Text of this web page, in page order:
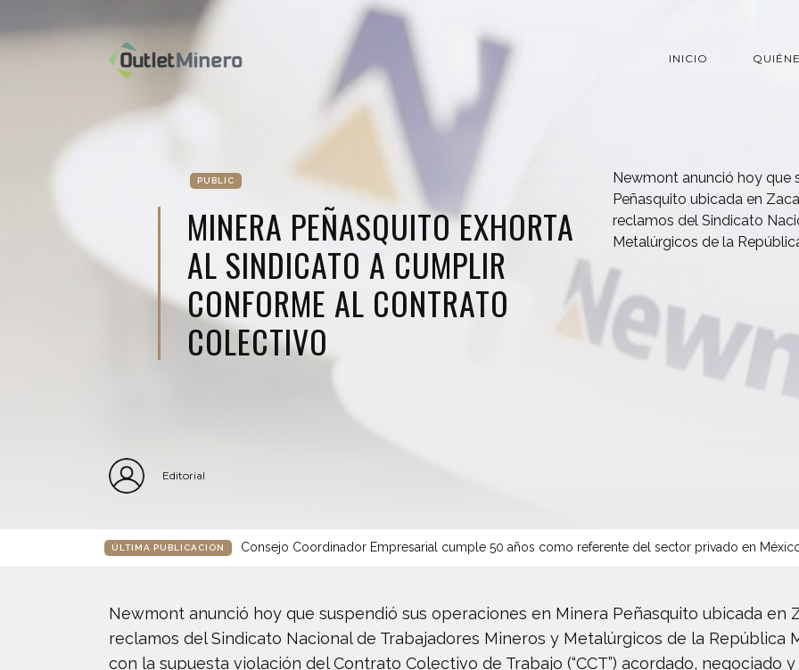
INICIO
PUBLIC
MINERA PEÑASQUITO EXHORTA
AL SINDICATO A CUMPLIR
CONFORME AL CONTRATO
COLECTIVO
Newmont anunció hoy que
Peñasquito ubicada en
reclamos del Sindicato
Metalúrgicos de la
Editorial
ÚLTIMA PUBLICACIÓN Consejo Coordinador Empresarial cumple 50 años como referente del sector privado en
Newmont anunció hoy que suspendió sus operaciones en Minera Peñasquito ubicada en
reclamos del Sindicato Nacional de Trabajadores Mineros y Metalúrgicos de la República
con la supuesta violación del Contrato Colectivo de Trabajo (“CCT”) acordado, negociado